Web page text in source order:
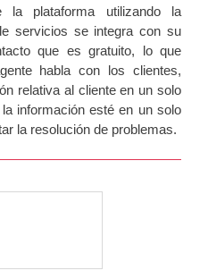
la plataforma utilizando la
servicios se integra con su
que es gratuito, lo que
habla con los clientes,
relativa al cliente en un solo
información esté en un solo
la resolución de problemas.